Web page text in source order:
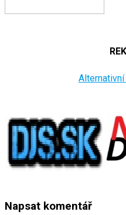
Napsat komentář